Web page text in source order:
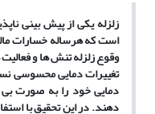
زلزله‏یکی از پیشبینی
استکه هرساله خسارات
وقوع زلزله تنش ‏ها و
تغییرات دمایی محسوسی
دمایی خود را به‏ صورت
دهند.در این تحقیق با